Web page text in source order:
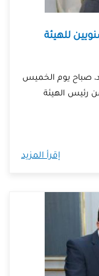
للهيئة
صباح يوم الخميس
من رئيس الهيئة
إقرأ المزيد